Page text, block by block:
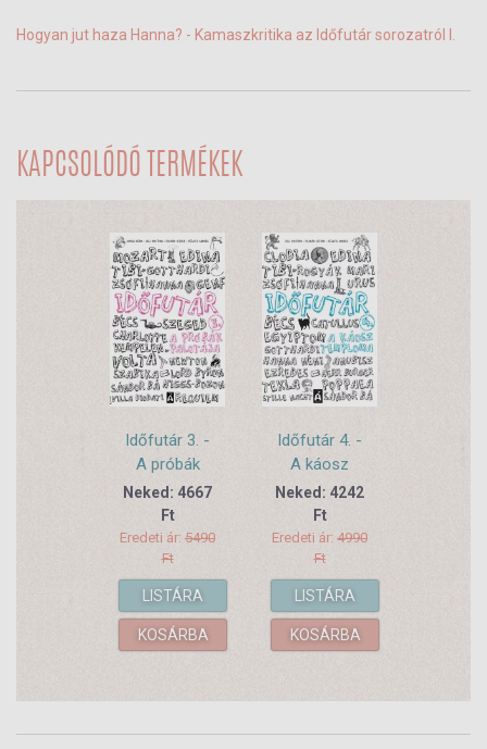
Hogyan jut haza Hanna? - Kamaszkritika az Időfutár sorozatról I.
KAPCSOLÓDÓ TERMÉKEK
Időfutár 3. -
A próbák
palotája
Neked: 4667
Ft
Eredeti ár: 5490
Ft
LISTÁRA
KOSÁRBA
Időfutár 4. -
A káosz
temploma
Neked: 4242
Ft
Eredeti ár: 4990
Ft
LISTÁRA
KOSÁRBA